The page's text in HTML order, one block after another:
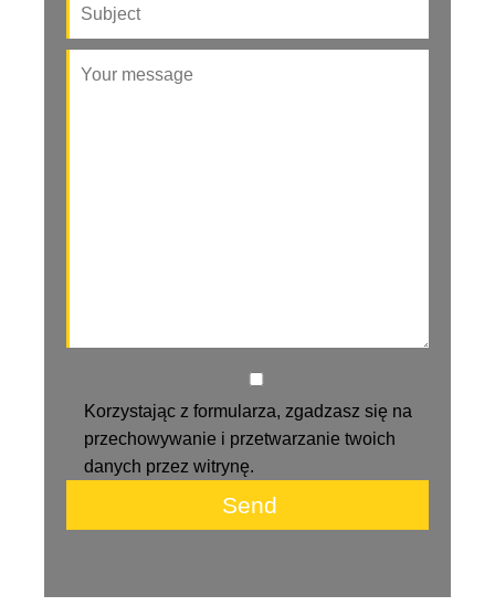
Korzystając z formularza, zgadzasz się na
przechowywanie i przetwarzanie twoich
danych przez witrynę.